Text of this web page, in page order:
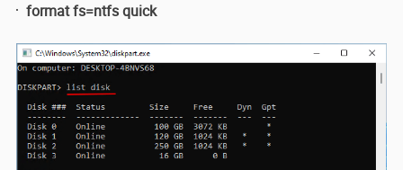
format fs=ntfs quick